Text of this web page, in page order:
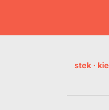
stek · kie